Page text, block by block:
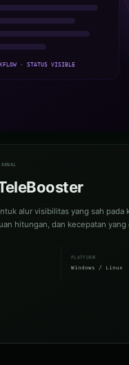
alur visibilitas yang sah pada
hitungan, dan kecepatan yang
PLATFORM
Windows / Linux